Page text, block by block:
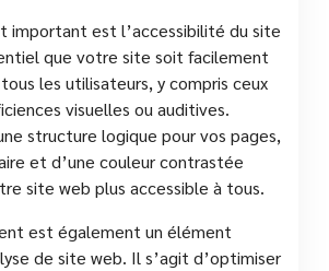
important est l’accessibilité du site
que votre site soit facilement
les utilisateurs, y compris ceux
visuelles ou auditives.
structure logique pour vos pages,
et d’une couleur contrastée
site web plus accessible à tous.
est également un élément
de site web. Il s’agit d’optimiser